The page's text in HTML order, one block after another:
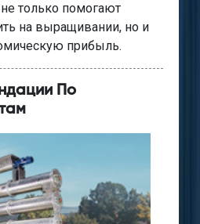
только помогают
на выращивании, но и
прибыль.
По